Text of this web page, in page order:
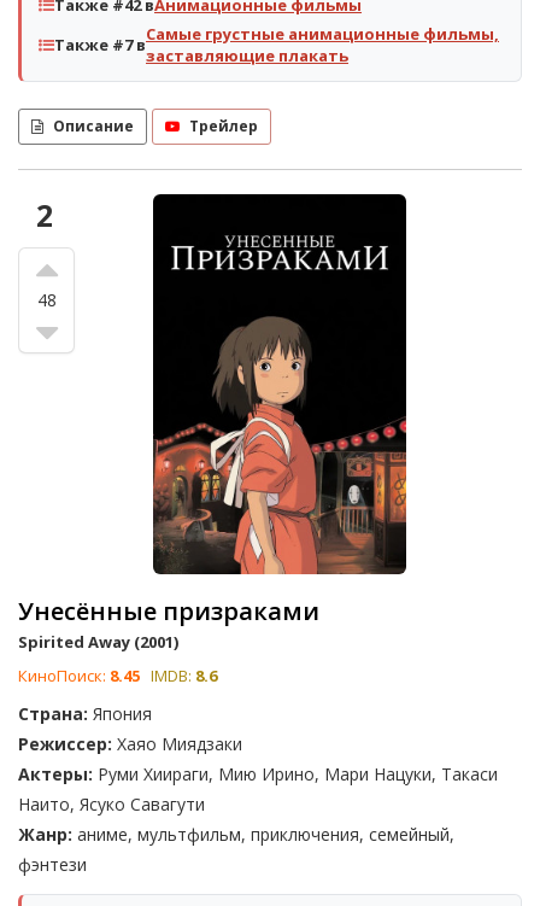
Также #42 вАнимационные фильмы
Также #7 вСамые грустные анимационные фильмы,
заставляющие плакать
Описание Трейлер
2
48
Унесённые призраками
Spirited Away (2001)
КиноПоиск: 8.45 IMDB: 8.6
Страна: Япония
Режиссер: Хаяо Миядзаки
Актеры: Руми Хиираги, Мию Ирино, Мари Нацуки, Такаси
Наито, Ясуко Савагути
Жанр: аниме, мультфильм, приключения, семейный,
фэнтези